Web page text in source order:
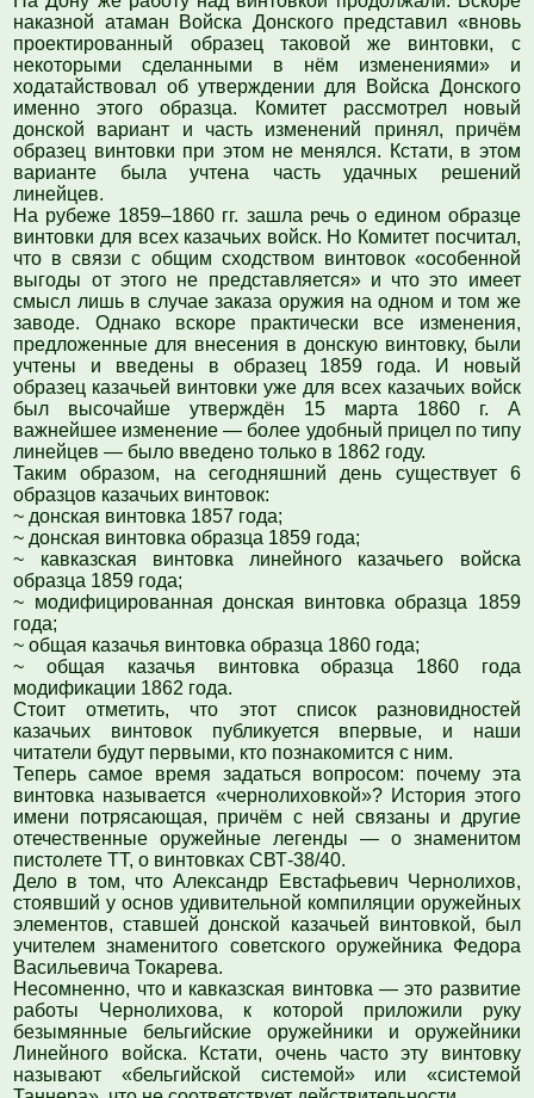
наказной атаман Войска Донского представил «вновь
проектированный образец таковой же винтовки, с
некоторыми сделанными в нём изменениями» и
ходатайствовал об утверждении для Войска Донского
именно этого образца. Комитет рассмотрел новый
донской вариант и часть изменений принял, причём
образец винтовки при этом не менялся. Кстати, в этом
варианте была учтена часть удачных решений
линейцев.
На рубеже 1859–1860 гг. зашла речь о едином образце
винтовки для всех казачьих войск. Но Комитет посчитал,
что в связи с общим сходством винтовок «особенной
выгоды от этого не представляется» и что это имеет
смысл лишь в случае заказа оружия на одном и том же
заводе. Однако вскоре практически все изменения,
предложенные для внесения в донскую винтовку, были
учтены и введены в образец 1859 года. И новый
образец казачьей винтовки уже для всех казачьих войск
был высочайше утверждён 15 марта 1860 г. А
важнейшее изменение — более удобный прицел по типу
линейцев — было введено только в 1862 году.
Таким образом, на сегодняшний день существует 6
образцов казачьих винтовок:
~ донская винтовка 1857 года;
~ донская винтовка образца 1859 года;
~ кавказская винтовка линейного казачьего войска
образца 1859 года;
~ модифицированная донская винтовка образца 1859
года;
~общая казачья винтовка образца 1860 года;
~ общая казачья винтовка образца 1860 года
модификации 1862 года.
Стоит отметить, что этот список разновидностей
казачьих винтовок публикуется впервые, и наши
читатели будут первыми, кто познакомится с ним.
Теперь самое время задаться вопросом: почему эта
винтовка называется «чернолиховкой»? История этого
имени потрясающая, причём с ней связаны и другие
отечественные оружейные легенды — о знаменитом
пистолете ТТ, о винтовках СВТ-38/40.
Дело в том, что Александр Евстафьевич Чернолихов,
стоявший у основ удивительной компиляции оружейных
элементов, ставшей донской казачьей винтовкой, был
учителем знаменитого советского оружейника Федора
Васильевича Токарева.
Несомненно, что и кавказская винтовка — это развитие
работы Чернолихова, к которой приложили руку
безымянные бельгийские оружейники и оружейники
Линейного войска. Кстати, очень часто эту винтовку
называют «бельгийской системой» или «системой